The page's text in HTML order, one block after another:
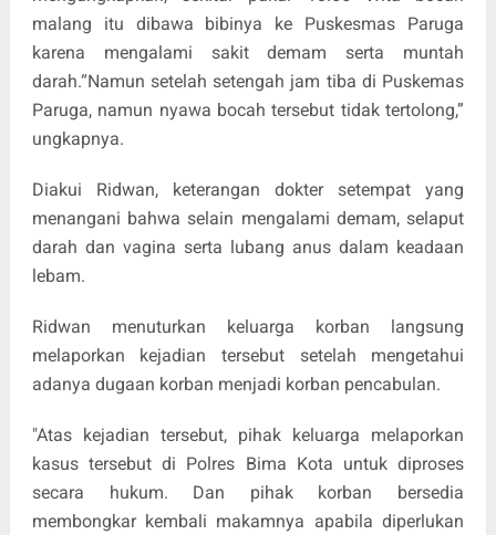
malang itu dibawa bibinya ke Puskesmas Paruga
karena mengalami sakit demam serta muntah
darah.“Namun setelah setengah jam tiba di Puskemas
Paruga, namun nyawa bocah tersebut tidak tertolong,”
ungkapnya.
Diakui Ridwan, keterangan dokter setempat yang
menangani bahwa selain mengalami demam, selaput
darah dan vagina serta lubang anus dalam keadaan
lebam.
Ridwan menuturkan keluarga korban langsung
melaporkan kejadian tersebut setelah mengetahui
adanya dugaan korban menjadi korban pencabulan.
"Atas kejadian tersebut, pihak keluarga melaporkan
kasus tersebut di Polres Bima Kota untuk diproses
secara hukum. Dan pihak korban bersedia
membongkar kembali makamnya apabila diperlukan